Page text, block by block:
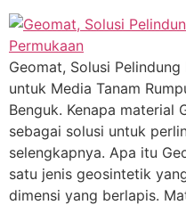
Geomat, Solusi
untuk Media Tanam
Benguk. Kenapa material
sebagai solusi untuk
selengkapnya. Apa itu
satu jenis geosintetik
dimensi yang berlapis.